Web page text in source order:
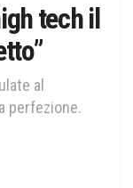
tech il
al
perfezione.